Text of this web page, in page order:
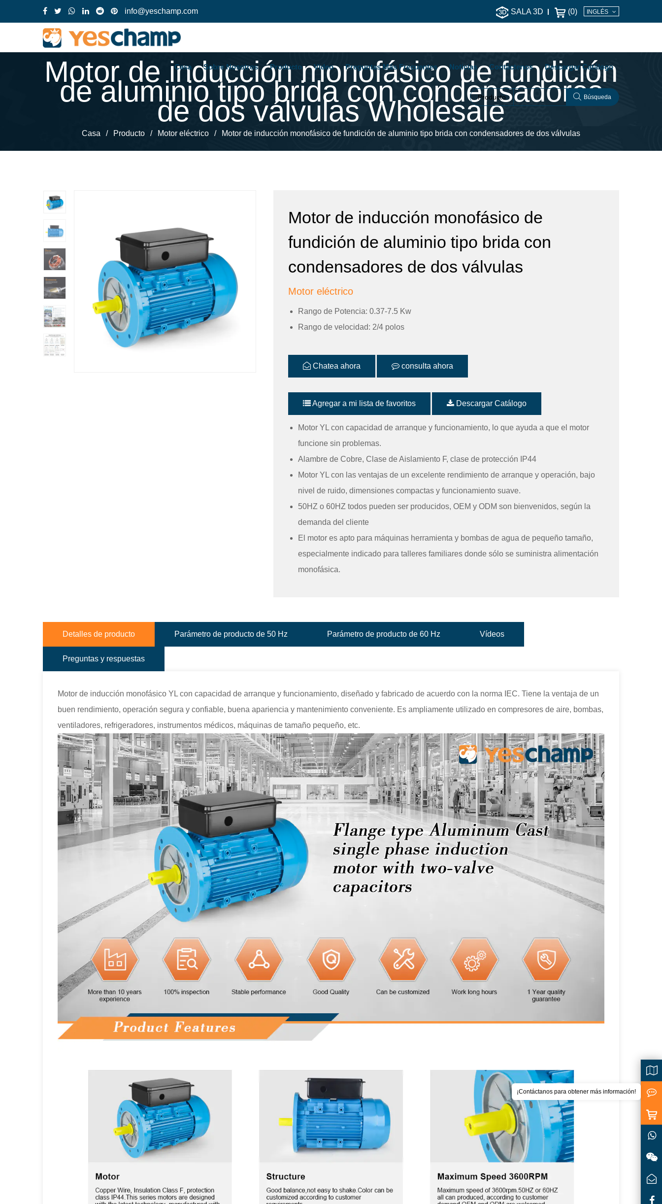
info@yeschamp.com SALA 3D (0) INGLÉS
Casa Sobre Nosotros Producto Video Preguntas Más Frecuentes Noticias Contáctenos Descargar Catálogo
Producto Búsqueda
Motor de inducción monofásico de fundición
de aluminio tipo brida con condensadores
de dos válvulas Wholesale
Casa / Producto / Motor eléctrico / Motor de inducción monofásico de fundición de aluminio tipo brida con condensadores de dos válvulas
Motor de inducción monofásico de
fundición de aluminio tipo brida con
condensadores de dos válvulas
Motor eléctrico
Rango de Potencia: 0.37-7.5 Kw
Rango de velocidad: 2/4 polos
Chatea ahora consulta ahora
Agregar a mi lista de favoritos Descargar Catálogo
Motor YL con capacidad de arranque y funcionamiento, lo que ayuda a que el motor
funcione sin problemas.
Alambre de Cobre, Clase de Aislamiento F, clase de protección IP44
Motor YL con las ventajas de un excelente rendimiento de arranque y operación, bajo
nivel de ruido, dimensiones compactas y funcionamiento suave.
50HZ o 60HZ todos pueden ser producidos, OEM y ODM son bienvenidos, según la
demanda del cliente
El motor es apto para máquinas herramienta y bombas de agua de pequeño tamaño,
especialmente indicado para talleres familiares donde sólo se suministra alimentación
monofásica.
Detalles de producto Parámetro de producto de 50 Hz Parámetro de producto de 60 Hz Vídeos
Preguntas y respuestas
Motor de inducción monofásico YL con capacidad de arranque y funcionamiento, diseñado y fabricado de acuerdo con la norma IEC. Tiene la ventaja de un
buen rendimiento, operación segura y confiable, buena apariencia y mantenimiento conveniente. Es ampliamente utilizado en compresores de aire, bombas,
ventiladores, refrigeradores, instrumentos médicos, máquinas de tamaño pequeño, etc.
¡Contáctanos para obtener más información!